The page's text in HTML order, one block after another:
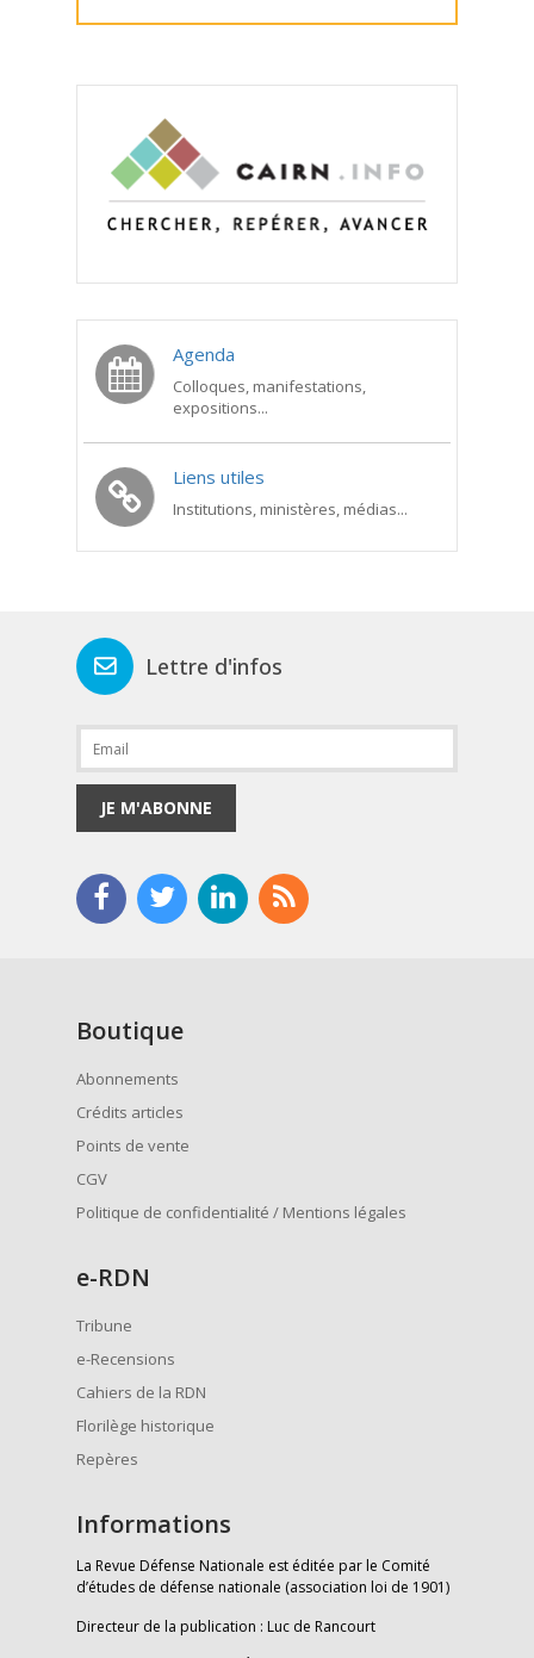
Agenda
Colloques, manifestations,
expositions...
Liens utiles
Institutions, ministères, médias...
Lettre d'infos
JE M'ABONNE
Boutique
Abonnements
Crédits articles
Points de vente
CGV
Politique de confidentialité / Mentions légales
e-RDN
Tribune
e-Recensions
Cahiers de la RDN
Florilège historique
Repères
Informations
La Revue Défense Nationale est éditée par le Comité
d’études de défense nationale (association loi de 1901)
Directeur de la publication : Luc de Rancourt